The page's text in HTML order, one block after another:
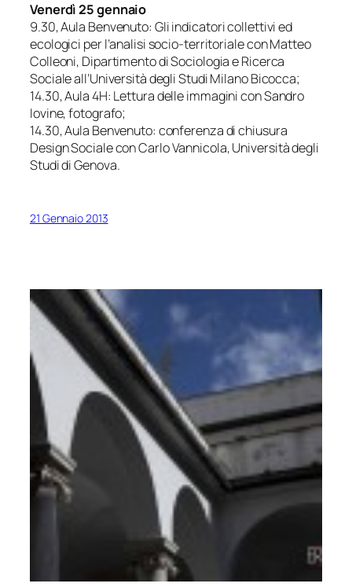
Venerdì 25 gennaio
9.30, Aula Benvenuto: Gli indicatori collettivi ed
ecologici per l’analisi socio-territorialecon Matteo
Colleoni, Dipartimento di Sociologia e Ricerca
Sociale all’Università degli Studi Milano Bicocca;
14.30, Aula 4H: Lettura delle immaginicon Sandro
Iovine, fotografo;
14.30, Aula Benvenuto: conferenza di chiusura
Design Socialecon Carlo Vannicola, Università degli
Studi di Genova.
21 Gennaio 2013